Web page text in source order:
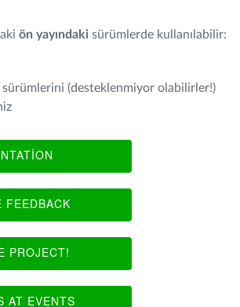
ön yayındaki sürümlerde kullanılabilir:
(desteklenmiyor olabilirler!)
FEEDBACK
PROJECT!
AT EVENTS